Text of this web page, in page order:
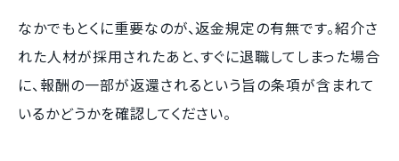
なかでもとくに重要なのが、返金規定の有無です。紹介さ
れた人材が採用されたあと、すぐに退職してしまった場合
に、報酬の一部が返還されるという旨の条項が含まれて
いるかどうかを確認してください。